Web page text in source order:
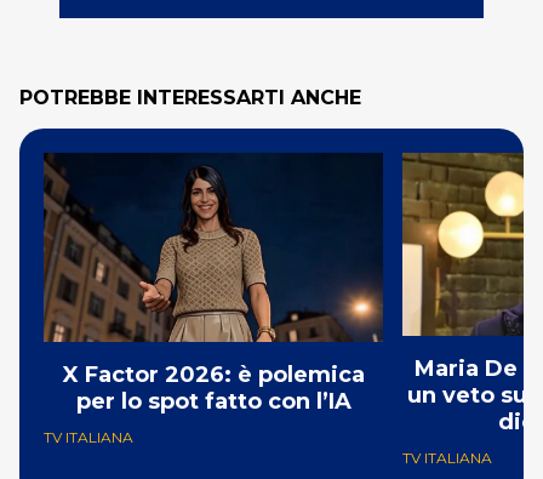
POTREBBE INTERESSARTI ANCHE
X Factor 2026: è polemica
per lo spot fatto con l’IA
TV ITALIANA
Maria De
un veto su
TV ITALIANA